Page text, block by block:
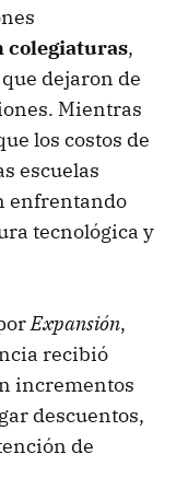
colegiaturas,
dejaron de
Mientras
los costos de
escuelas
enfrentando
tecnológica y
Expansión,
recibió
incrementos
descuentos,
de